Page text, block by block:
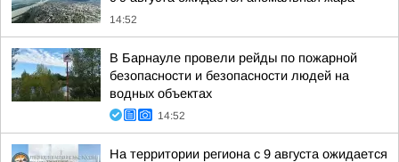
14:52
В Барнауле провели рейды по пожарной
безопасности и безопасности людей на
водных объектах
14:52
На территории региона с 9 августа ожидается